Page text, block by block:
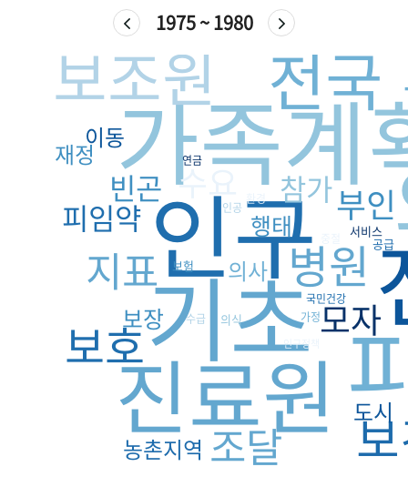
1975 ~ 1980
인구
기초
가족계
진료원
전국
보조원
병원
보호
지표
조달
모자
수요 부인
참가
빈곤
피임약
보장
행태
이동
재정
도시
농촌지역
의사
서비스
공급
보험
의식 가정
연금
국민건강
수급
환경
인공
인구정책